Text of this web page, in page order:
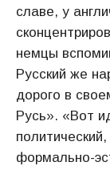
славе, у
немцы
Русский же
дорого в
Русь». «Вот
формально-